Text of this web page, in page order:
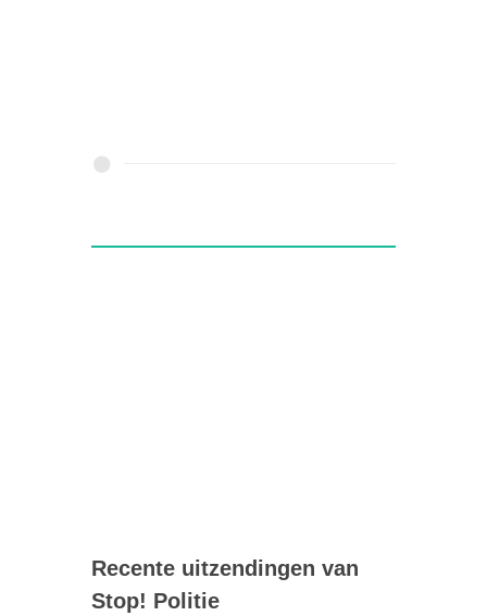
Recente uitzendingen van
Stop! Politie